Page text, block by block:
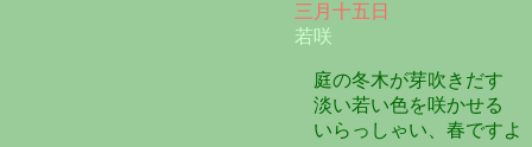
三月十五日
若咲
庭の冬木が芽吹きだす
淡い若い色を咲かせる
いらっしゃい、春ですよ